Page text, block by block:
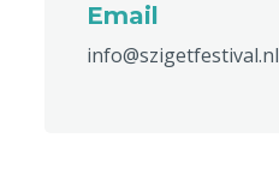
Email
info@szigetfestival.nl